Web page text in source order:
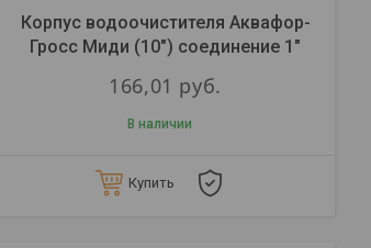
Корпус водоочистителя Аквафор-
Гросс Миди (10") соединение 1"
166,01 руб.
В наличии
Купить